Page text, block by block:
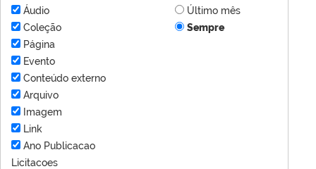
Áudio
Coleção
Página
Evento
Conteúdo externo
Arquivo
Imagem
Link
Ano Publicacao
Licitacoes
Último mês
Sempre